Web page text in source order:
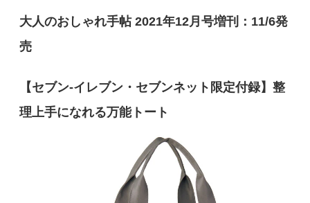
大人のおしゃれ手帖 2021年12月号増刊：11/6発
売
【セブン-イレブン・セブンネット限定付録】整
理上手になれる万能トート